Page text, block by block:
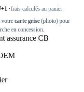
·frais calculés au panier
votre carte grise (photo) pour
en concession.
assurance CB